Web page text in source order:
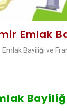
Emlak
Emlak Bayiliği ve